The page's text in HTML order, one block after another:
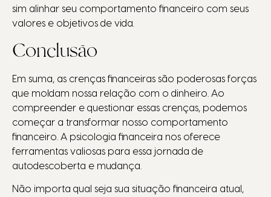
sim alinhar seu comportamento financeiro com seus
valores e objetivos de vida.
Conclusão
Em suma, as crenças financeiras são poderosas forças
que moldam nossa relação com o dinheiro. Ao
compreender e questionar essas crenças, podemos
começar a transformar nosso comportamento
financeiro. A psicologia financeira nos oferece
ferramentas valiosas para essa jornada de
autodescoberta e mudança.
Não importa qual seja sua situação financeira atual,